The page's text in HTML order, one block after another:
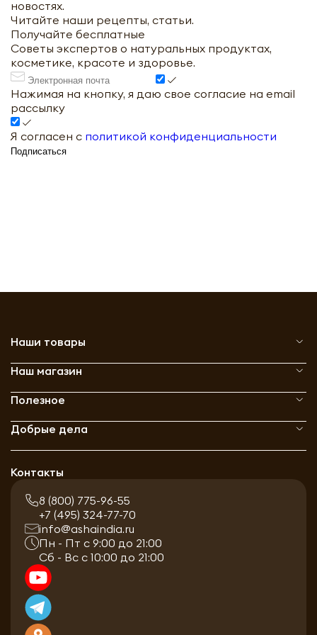
новостях.
Читайте наши рецепты, статьи.
Получайте бесплатные
Советы экспертов о натуральных продуктах,
косметике, красоте и здоровье.
Нажимая на кнопку, я даю свое согласие на email
рассылку
Я согласен с политикой конфиденциальности
Подписаться
Наши товары
Наш магазин
Полезное
Добрые дела
Контакты
8 (800) 775-96-55
+7 (495) 324-77-70
info@ashaindia.ru
Пн - Пт с 9:00 до 21:00
Сб - Вс с 10:00 до 21:00